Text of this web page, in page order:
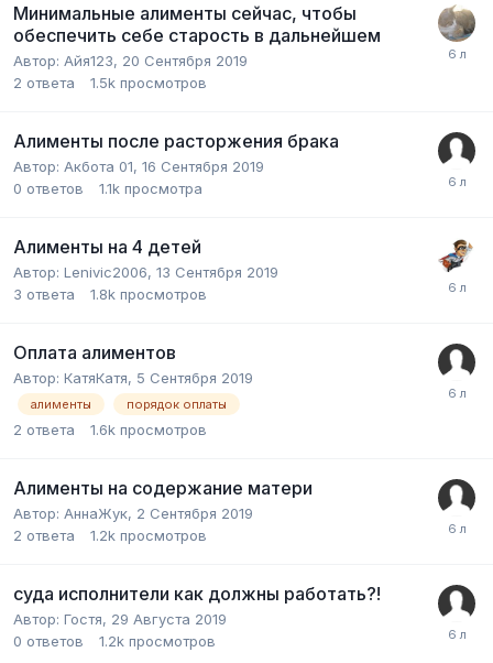
Минимальные алименты сейчас, чтобы
обеспечить себе старость в дальнейшем
Автор: Айя123, 20 Сентября 2019
2 ответа 1.5k просмотров
Алименты после расторжения брака
Автор: Акбота 01, 16 Сентября 2019
0 ответов 1.1k просмотра
Алименты на 4 детей
Автор: Lenivic2006, 13 Сентября 2019
3 ответа 1.8k просмотров
Оплата алиментов
Автор: КатяКатя, 5 Сентября 2019
алименты порядок оплаты
2 ответа 1.6k просмотров
Алименты на содержание матери
Автор: АннаЖук, 2 Сентября 2019
2 ответа 1.2k просмотров
суда исполнители как должны работать?!
Автор: Гостя, 29 Августа 2019
0 ответов 1.2k просмотров